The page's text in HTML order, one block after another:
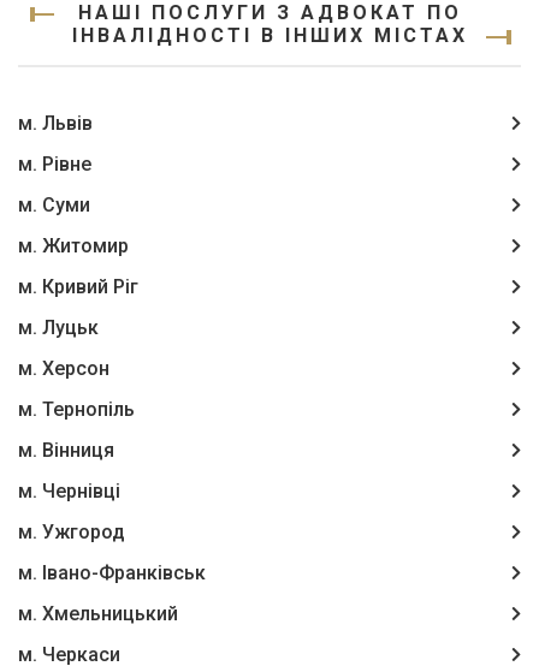
НАШІ ПОСЛУГИ З АДВОКАТ ПО
ІНВАЛІДНОСТІ В ІНШИХ МІСТАХ
м. Львів
м. Рівне
м. Суми
м. Житомир
м. Кривий Ріг
м. Луцьк
м. Херсон
м. Тернопіль
м. Вінниця
м. Чернівці
м. Ужгород
м. Івано-Франківськ
м. Хмельницький
м. Черкаси